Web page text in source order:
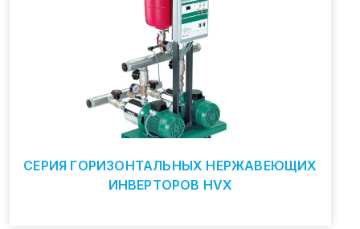
СЕРИЯ ГОРИЗОНТАЛЬНЫХ НЕРЖАВЕЮЩИХ
ИНВЕРТОРОВ HVX